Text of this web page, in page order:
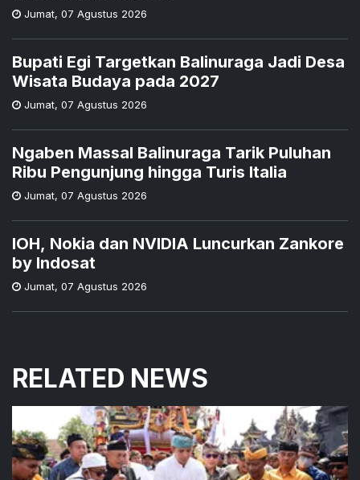
Jumat, 07 Agustus 2026
Bupati Egi Targetkan Balinuraga Jadi Desa
Wisata Budaya pada 2027
Jumat, 07 Agustus 2026
Ngaben Massal Balinuraga Tarik Puluhan
Ribu Pengunjung hingga Turis Italia
Jumat, 07 Agustus 2026
IOH, Nokia dan NVIDIA Luncurkan Zankore
by Indosat
Jumat, 07 Agustus 2026
RELATED NEWS